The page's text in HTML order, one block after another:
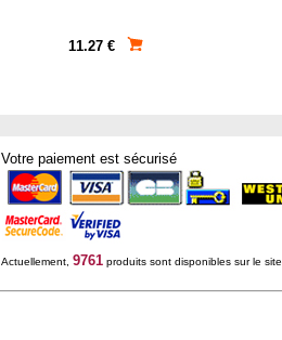
11.27 €
Votre paiement est sécurisé
Actuellement, 9761produits sont disponibles sur le site.